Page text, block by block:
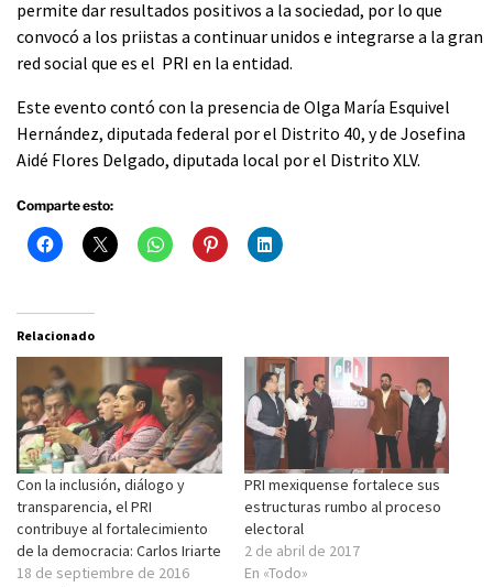
permite dar resultados positivos a la sociedad, por lo que
convocó a los priistas a continuar unidos e integrarse a la gran
red social que es el PRI en la entidad.
Este evento contó con la presencia de Olga María Esquivel
Hernández, diputada federal por el Distrito 40, y de Josefina
Aidé Flores Delgado, diputada local por el Distrito XLV.
Comparte esto:
Relacionado
Con la inclusión, diálogo y
transparencia, el PRI
contribuye al fortalecimiento
de la democracia: Carlos Iriarte
18 de septiembre de 2016
PRI mexiquense fortalece sus
estructuras rumbo al proceso
electoral
2 de abril de 2017
En «Todo»